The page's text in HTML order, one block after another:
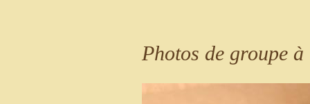
Photos de groupe